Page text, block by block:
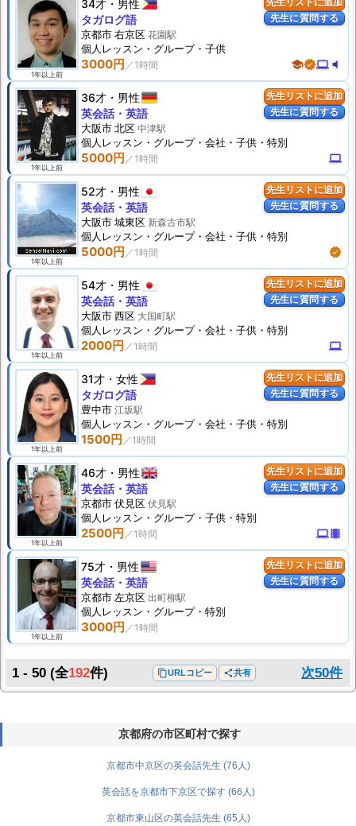
先生リストに追加
先生に質問する
1年以上前
34才 男性
3000円 schoolverifiedcomputer volume_mute
タガログ語
京都市 右京区 花園駅
個人 レッスン ・グループ・子供
先生リストに追加
先生に質問する
1年以上前
36才 男性
5000円 computer
英会話・英語
大阪市 北区 中津駅
個人 レッスン ・グループ・会社・子供・特別
先生リストに追加
先生に質問する
1年以上前
52才 男性
5000円 verified
英会話・英語
大阪市 城東区 新森古市駅
個人 レッスン ・グループ・会社・子供・特別
先生リストに追加
先生に質問する
1年以上前
54才 男性
2000円 computer
英会話・英語
大阪市 西区 大国町駅
個人 レッスン ・グループ・会社・子供・特別
先生リストに追加
先生に質問する
1年以上前
31才 女性
1500円
タガログ語
豊中市 江坂駅
個人 レッスン ・グループ・会社・子供・特別
先生リストに追加
先生に質問する
1年以上前
46才 男性
2500円 computertheaters
英会話・英語
京都市 伏見区 伏見駅
個人 レッスン ・グループ・子供・特別
先生リストに追加
先生に質問する
1年以上前
75才 男性
3000円
英会話・英語
京都市 左京区 出町柳駅
個人 レッスン ・グループ・特別
1 - 50 (全192件) content_copyURLコピー share共有 次50件
京都府の市区町村で探す
京都市中京区の英会話先生 (76人)
英会話を京都市下京区で探す (66人)
京都市東山区の英会話先生 (65人)